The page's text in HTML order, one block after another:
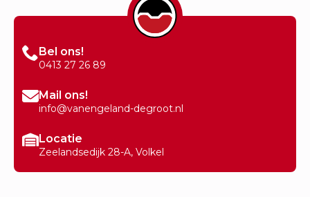
Bel ons!
0413 27 26 89
Mail ons!
info@vanengeland-degroot.nl
Locatie
Zeelandsedijk 28-A, Volkel